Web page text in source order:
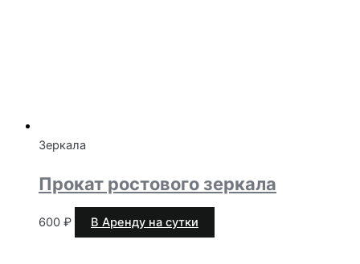
Зеркала
Прокат ростового зеркала
600 ₽ В Аренду на сутки